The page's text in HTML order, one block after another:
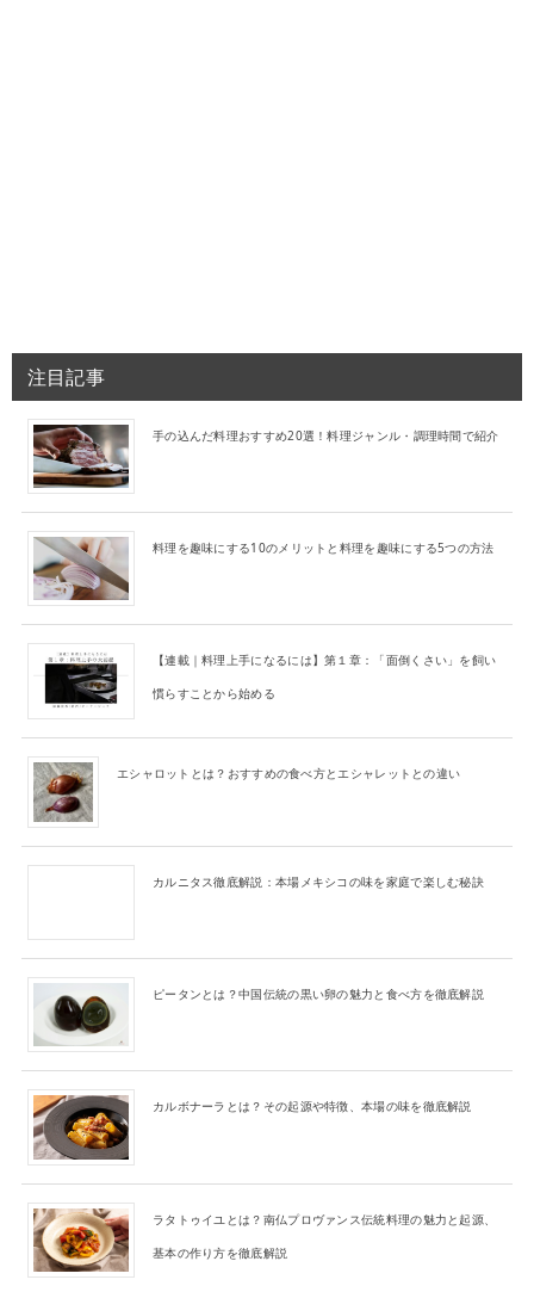
注目記事
手の込んだ料理おすすめ20選！料理ジャンル・調理時間で紹介
料理を趣味にする10のメリットと料理を趣味にする5つの方法
【連載｜料理上手になるには】第１章：「面倒くさい」を飼い
慣らすことから始める
エシャロットとは？おすすめの食べ方とエシャレットとの違い
カルニタス徹底解説：本場メキシコの味を家庭で楽しむ秘訣
ピータンとは？中国伝統の黒い卵の魅力と食べ方を徹底解説
カルボナーラとは？その起源や特徴、本場の味を徹底解説
ラタトゥイユとは？南仏プロヴァンス伝統料理の魅力と起源、
基本の作り方を徹底解説